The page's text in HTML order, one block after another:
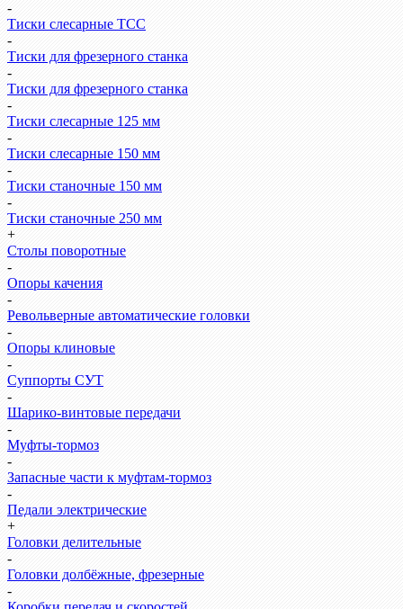
-
Тиски слесарные ТСС
-
Тиски для фрезерного станка
-
Тиски для фрезерного станка
-
Тиски слесарные 125 мм
-
Тиски слесарные 150 мм
-
Тиски станочные 150 мм
-
Тиски станочные 250 мм
+
Столы поворотные
-
Опоры качения
-
Револьверные автоматические головки
-
Опоры клиновые
-
Суппорты СУТ
-
Шарико-винтовые передачи
-
Муфты-тормоз
-
Запасные части к муфтам-тормоз
-
Педали электрические
+
Головки делительные
-
Головки долбёжные, фрезерные
-